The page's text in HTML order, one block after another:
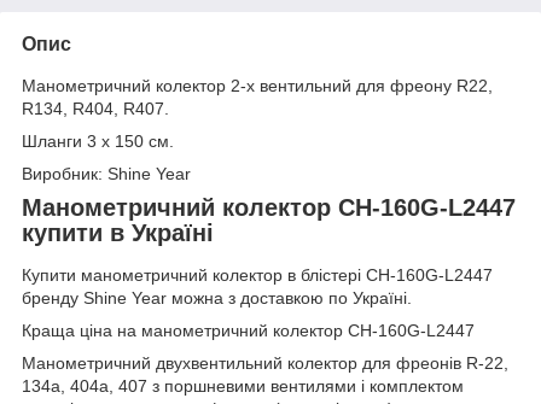
Опис
Манометричний колектор 2-х вентильний для фреону R22,
R134, R404, R407.
Шланги 3 х 150 см.
Виробник: Shine Year
Манометричний колектор CH-160G-L2447
купити в Україні
Купити манометричний колектор в блістері CH-160G-L2447
бренду Shine Year можна з доставкою по Україні.
Краща ціна на манометричний колектор CH-160G-L2447
Манометричний двухвентильний колектор для фреонів R-22,
134a, 404a, 407 з поршневими вентилями і комплектом